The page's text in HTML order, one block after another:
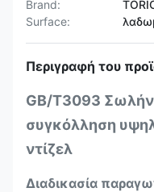
Brand:
Surface:
Περιγραφή του
GB/T3093
συγκόλληση
ντίζελ
Διαδικασία